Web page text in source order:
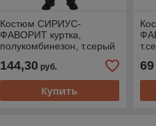
Костюм СИРИУС-
ФАВОРИТ куртка,
полукомбинезон, т.серый
144,30руб.
Купить
69